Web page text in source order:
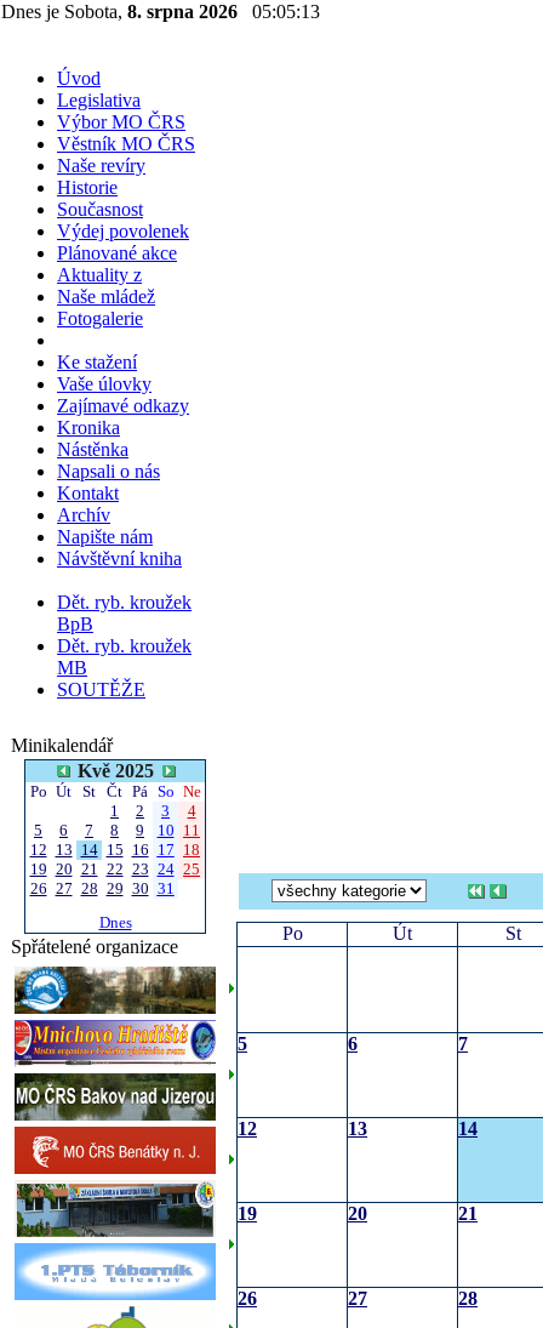
Dnes je Sobota, 8. srpna 2026 05:05:14
Úvod
Legislativa
Výbor MO ČRS
Věstník MO ČRS
Naše revíry
Historie
Současnost
Výdej povolenek
Plánované akce
Aktuality z
Naše mládež
Fotogalerie
Ke stažení
Vaše úlovky
Zajímavé odkazy
Kronika
Nástěnka
Napsali o nás
Kontakt
Archív
Napište nám
Návštěvní kniha
Dět. ryb. kroužek
BpB
Dět. ryb. kroužek
MB
SOUTĚŽE
Minikalendář
Kvě 2025
Po Út St Čt Pá So Ne
1
2 3
4
5
6 7 8 9 10 11
12 13 14 15 16 17 18
19 20 21 22 23 24 25
26 27 28 29 30 31
Dnes
Spřátelené organizace
Po Út St
5 6 7
12 13 14
19 20 21
26 27 28